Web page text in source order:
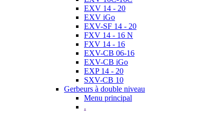
EXV 14 - 20
EXV iGo
EXV-SF 14 - 20
FXV 14 - 16 N
FXV 14 - 16
EXV-CB 06-16
EXV-CB iGo
EXP 14 - 20
SXV-CB 10
Gerbeurs à double niveau
Menu principal
.